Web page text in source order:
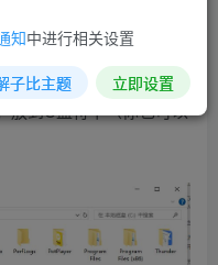
放到C盘符下（你也可以
知中进行相关设置
子比主题 立即设置